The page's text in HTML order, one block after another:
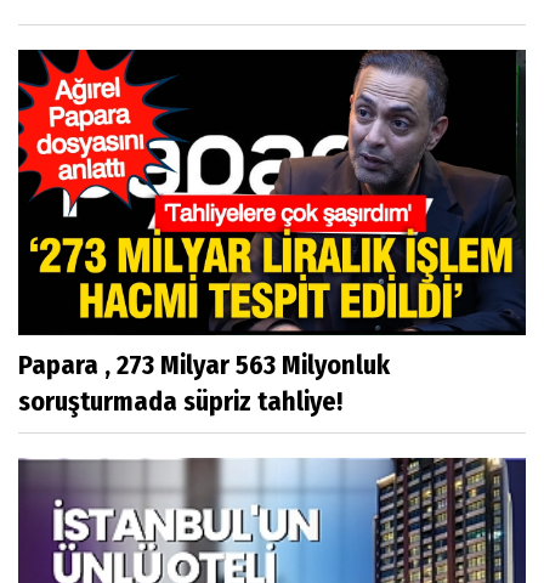
Papara , 273 Milyar 563 Milyonluk
soruşturmada süpriz tahliye!